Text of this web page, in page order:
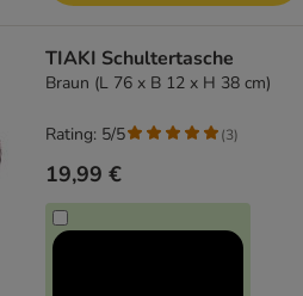
TIAKI Schultertasche
Braun (L 76 x B 12 x H 38 cm)
19,99 €
Rating: 5/5 (3)